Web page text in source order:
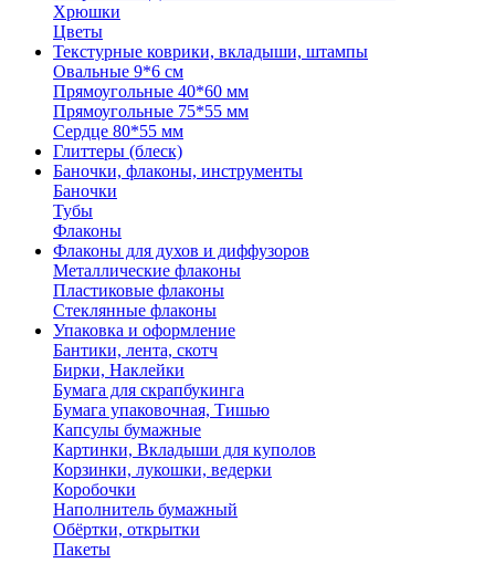
Хрюшки
Цветы
Текстурные коврики, вкладыши, штампы
Овальные 9*6 см
Прямоугольные 40*60 мм
Прямоугольные 75*55 мм
Сердце 80*55 мм
Глиттеры (блеск)
Баночки, флаконы, инструменты
Баночки
Тубы
Флаконы
Флаконы для духов и диффузоров
Металлические флаконы
Пластиковые флаконы
Стеклянные флаконы
Упаковка и оформление
Бантики, лента, скотч
Бирки, Наклейки
Бумага для скрапбукинга
Бумага упаковочная, Тишью
Капсулы бумажные
Картинки, Вкладыши для куполов
Корзинки, лукошки, ведерки
Коробочки
Наполнитель бумажный
Обёртки, открытки
Пакеты